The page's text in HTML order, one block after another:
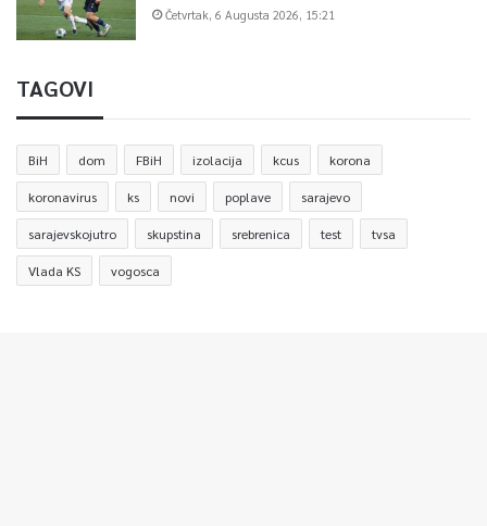
Četvrtak, 6 Augusta 2026, 15:21
TAGOVI
BiH dom FBiH izolacija kcus korona
koronavirus ks novi poplave sarajevo
sarajevskojutro skupstina srebrenica test tvsa
Vlada KS vogosca